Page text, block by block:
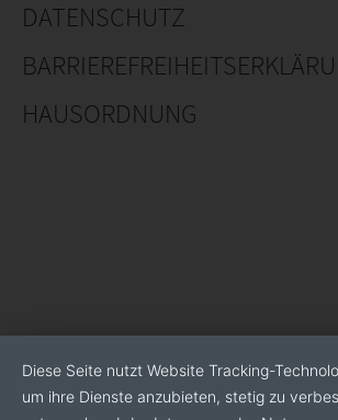
DATENSCHUTZ
HAUSORDNUNG
Diese Seite nutzt Website Tracking-
um ihre Dienste anzubieten, stetig zu